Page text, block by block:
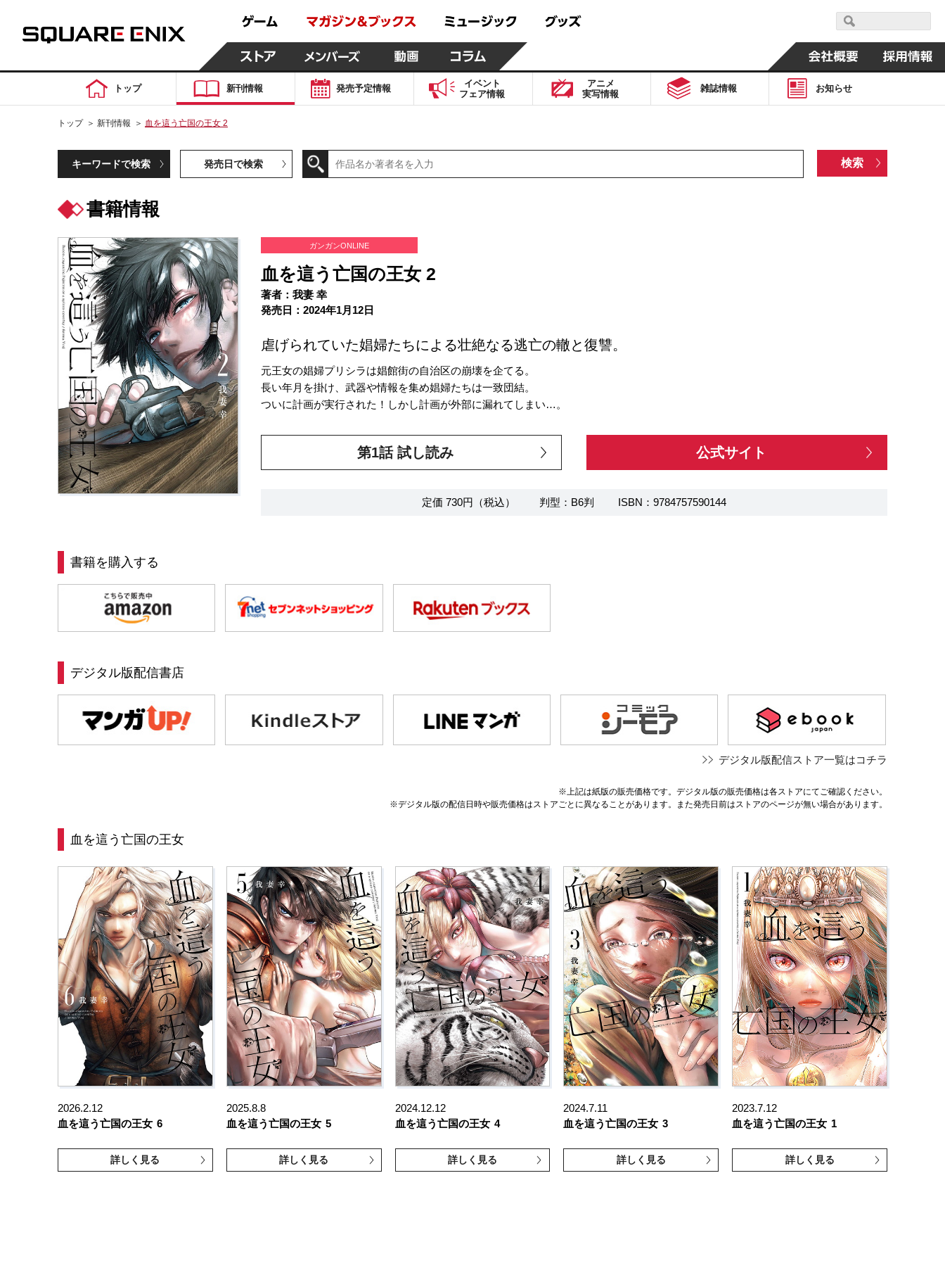
トップ 新刊情報 発売予定情報
イベント
フェア情報
アニメ
実写情報
雑誌情報 お知らせ
トップ ＞ 新刊情報 ＞ 血を這う亡国の王女 2
キーワードで検索 発売日で検索
書籍情報
ガンガンONLINE
血を這う亡国の王女 2
著者：我妻 幸
発売日：2024年1月12日
虐げられていた娼婦たちによる壮絶なる逃亡の轍と復讐。
元王女の娼婦プリシラは娼館街の自治区の崩壊を企てる。
長い年月を掛け、武器や情報を集め娼婦たちは一致団結。
ついに計画が実行された！しかし計画が外部に漏れてしまい…。
第1話 試し読み 公式サイト
定価 730円（税込） 判型：B6判 ISBN：9784757590144
書籍を購入する
デジタル版配信書店
デジタル版配信ストア一覧はコチラ
※上記は紙版の販売価格です。デジタル版の販売価格は各ストアにてご確認ください。
※デジタル版の配信日時や販売価格はストアごとに異なることがあります。また発売日前はストアのページが無い場合があります。
血を這う亡国の王女
2026.2.12
血を這う亡国の王女 6
詳しく見る
2025.8.8
血を這う亡国の王女 5
詳しく見る
2024.12.12
血を這う亡国の王女 4
詳しく見る
2024.7.11
血を這う亡国の王女 3
詳しく見る
2023.7.12
血を這う亡国の王女 1
詳しく見る